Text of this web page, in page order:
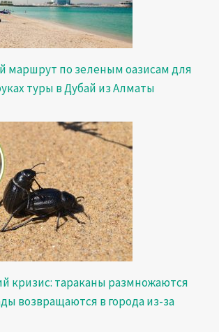
маршрут по зеленым оазисам для
туры в Дубай из Алматы
кризис: тараканы размножаются
возвращаются в города из-за